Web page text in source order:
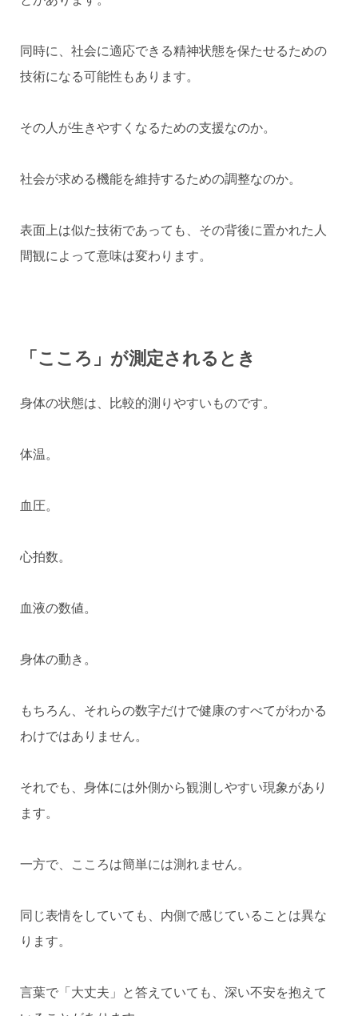
同時に、社会に適応できる精神状態を保たせるための
技術になる可能性もあります。
その人が生きやすくなるための支援なのか。
社会が求める機能を維持するための調整なのか。
表面上は似た技術であっても、その背後に置かれた人
間観によって意味は変わります。
「こころ」が測定されるとき
身体の状態は、比較的測りやすいものです。
体温。
血圧。
心拍数。
血液の数値。
身体の動き。
もちろん、それらの数字だけで健康のすべてがわかる
わけではありません。
それでも、身体には外側から観測しやすい現象があり
ます。
一方で、こころは簡単には測れません。
同じ表情をしていても、内側で感じていることは異な
ります。
言葉で「大丈夫」と答えていても、深い不安を抱えて